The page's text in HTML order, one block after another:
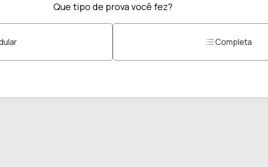
Que tipo de prova você fez?
Completa